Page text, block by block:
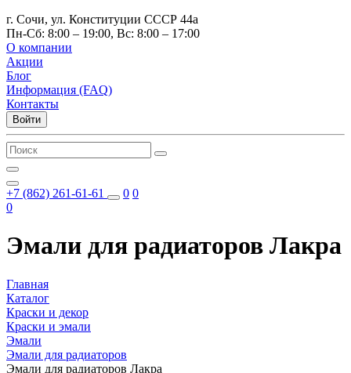
г. Сочи, ул. Конституции СССР 44а
Пн-Сб: 8:00 – 19:00, Вс: 8:00 – 17:00
О компании
Акции
Блог
Информация (FAQ)
Контакты
Войти
+7 (862) 261-61-61 0 0
0
Эмали для радиаторов Лакра
Главная
Каталог
Краски и декор
Краски и эмали
Эмали
Эмали для радиаторов
Эмали для радиаторов Лакра